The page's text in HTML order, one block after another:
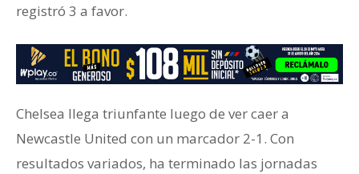
registró 3 a favor.
Chelsea llega triunfante luego de ver caer a
Newcastle United con un marcador 2-1. Con
resultados variados, ha terminado las jornadas